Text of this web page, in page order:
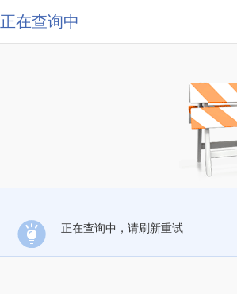
正在查询中
正在查询中，请刷新重试